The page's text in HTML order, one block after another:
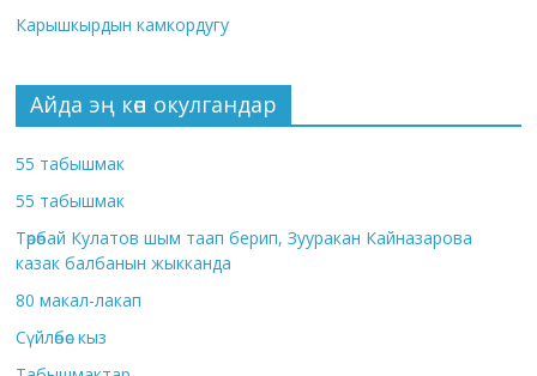
Карышкырдын камкордугу
Айда эң көп окулгандар
55 табышмак
55 табышмак
Төрөбай Кулатов шым таап берип, Зууракан Кайназарова
казак балбанын жыкканда
80 макал-лакап
Сүйлөбөс кыз